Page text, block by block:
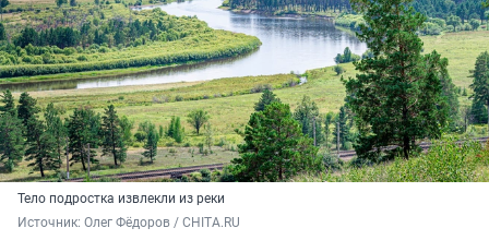
Тело подростка извлекли из реки
Источник: Олег Фёдоров / CHITA.RU